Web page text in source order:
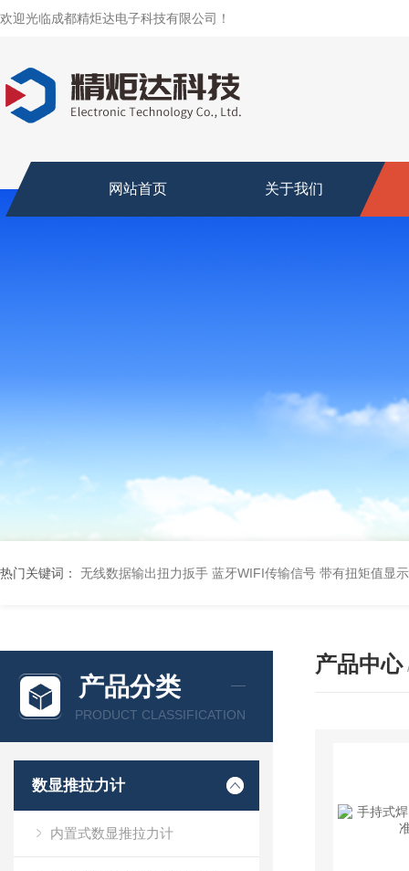
欢迎光临成都精炬达电子科技有限公司！
网站首页 关于我们
热门关键词： 无线数据输出扭力扳手 蓝牙WIFI传输信号 带有扭矩值显
产品分类
PRODUCT CLASSIFICATION
数显推拉力计
内置式数显推拉力计
产品中心